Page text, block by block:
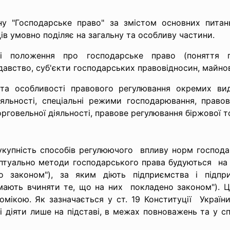
"Господарське право" за змістом основних
умовно поділяє на загальну та особливу частини.
положення про господарське право (поняття
суб'єкти господарських правовідносин,
особливості правового регулювання окремих
спеціальні режими господарювання,
діяльності, правове регулювання біржової
способів регулюючого впливу норм
методи господарського права будуються на
за яким діють підприємства і
мають вчиняти те, що на них покладено законом").
Як зазначається у ст. 19 Конституції
діяти лише на підставі, в межах повноважень та у